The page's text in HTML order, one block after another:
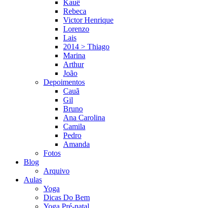
Kauê
Rebeca
Victor Henrique
Lorenzo
Lais
2014 > Thiago
Marina
Arthur
João
Depoimentos
Cauã
Gil
Bruno
Ana Carolina
Camila
Pedro
Amanda
Fotos
Blog
Arquivo
Aulas
Yoga
Dicas Do Bem
Yoga Pré-natal